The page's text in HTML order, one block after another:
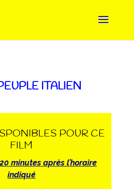
ITALIEN
POUR CE
FILM
minutes après l’horaire
indiqué